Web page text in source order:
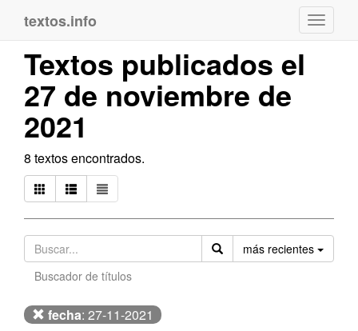
textos.info
Textos publicados el
27 de noviembre de
2021
8 textos encontrados.
más recientes
Buscador de títulos
fecha: 27-11-2021